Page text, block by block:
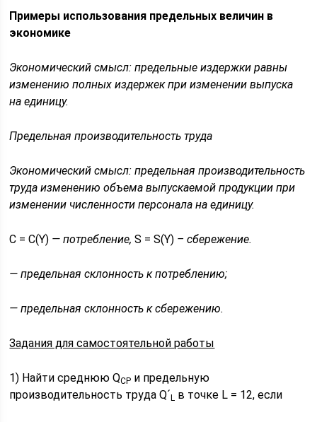
Примеры использования предельных величин в
экономике
Экономический смысл: предельные издержкиравны
изменению полных издержек при изменении выпуска
на единицу.
Предельная производительность труда
Экономический смысл: предельная производительность
трудаизменению объема выпускаемой продукции при
изменении численности персонала на единицу.
C = C(Y) — потребление, S = S(Y) – сбережение.
— предельная склонность к потреблению;
— предельная склонность к сбережению.
Задания для самостоятельной работы
1) Найти среднюю QСР и предельную
производительность труда Q´L в точке L = 12, если